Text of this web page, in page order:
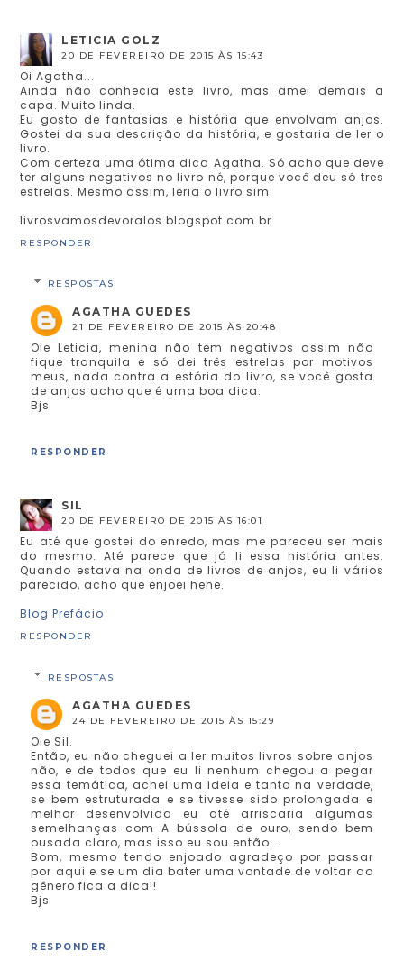
LETICIA GOLZ
20 DE FEVEREIRO DE 2015 ÀS 15:43
Oi Agatha...
Ainda não conhecia este livro, mas amei demais a
capa. Muito linda.
Eu gosto de fantasias e história que envolvam anjos.
Gostei da sua descrição da história, e gostaria de ler o
livro.
Com certeza uma ótima dica Agatha. Só acho que deve
ter alguns negativos no livro né, porque você deu só tres
estrelas. Mesmo assim, leria o livro sim.
livrosvamosdevoralos.blogspot.com.br
RESPONDER
RESPOSTAS
AGATHA GUEDES
21 DE FEVEREIRO DE 2015 ÀS 20:48
Oie Leticia, menina não tem negativos assim não
fique tranquila e só dei três estrelas por motivos
meus, nada contra a estória do livro, se você gosta
de anjos acho que é uma boa dica.
Bjs
RESPONDER
SIL
20 DE FEVEREIRO DE 2015 ÀS 16:01
Eu até que gostei do enredo, mas me pareceu ser mais
do mesmo. Até parece que já li essa história antes.
Quando estava na onda de livros de anjos, eu li vários
parecido, acho que enjoei hehe.
Blog Prefácio
RESPONDER
RESPOSTAS
AGATHA GUEDES
24 DE FEVEREIRO DE 2015 ÀS 15:29
Oie Sil.
Então, eu não cheguei a ler muitos livros sobre anjos
não, e de todos que eu li nenhum chegou a pegar
essa temática, achei uma ideia e tanto na verdade,
se bem estruturada e se tivesse sido prolongada e
melhor desenvolvida eu até arriscaria algumas
semelhanças com A bússola de ouro, sendo bem
ousada claro, mas isso eu sou então...
Bom, mesmo tendo enjoado agradeço por passar
por aqui e se um dia bater uma vontade de voltar ao
gênero fica a dica!!
Bjs
RESPONDER